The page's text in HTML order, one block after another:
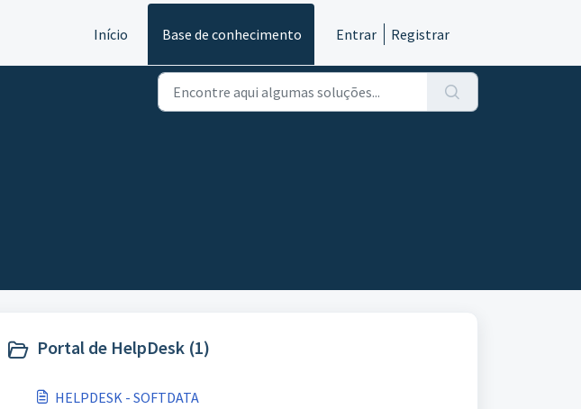
Início Base de conhecimento Entrar Registrar
Portal de HelpDesk (1)
HELPDESK - SOFTDATA